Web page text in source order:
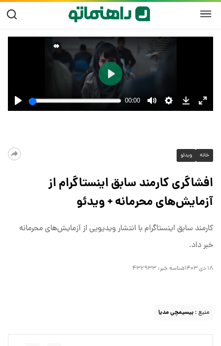
خانه ویدئو
افشاگری کارمند سابق اینستاگرام از
آزمایش‌های محرمانه + ویدئو
کارمند سابق اینستاگرام با انتشار ویدیویی از آزمایش‌های محرمانه
خبر داد.
۱۸ دی ۱۴۰۳ شناسه خبر: ۴۳۲۹۳۳
منبع : بیسیمچی مدیا